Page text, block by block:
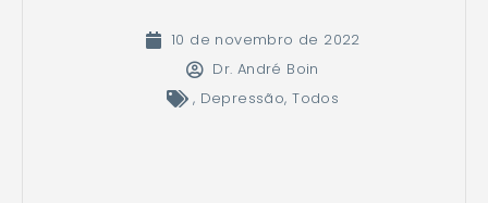
10 de novembro de 2022
Dr. André Boin
, Depressão,Todos